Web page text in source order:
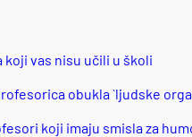
koji vas nisu učili u školi
obukla `ljudske
koji imaju smisla za